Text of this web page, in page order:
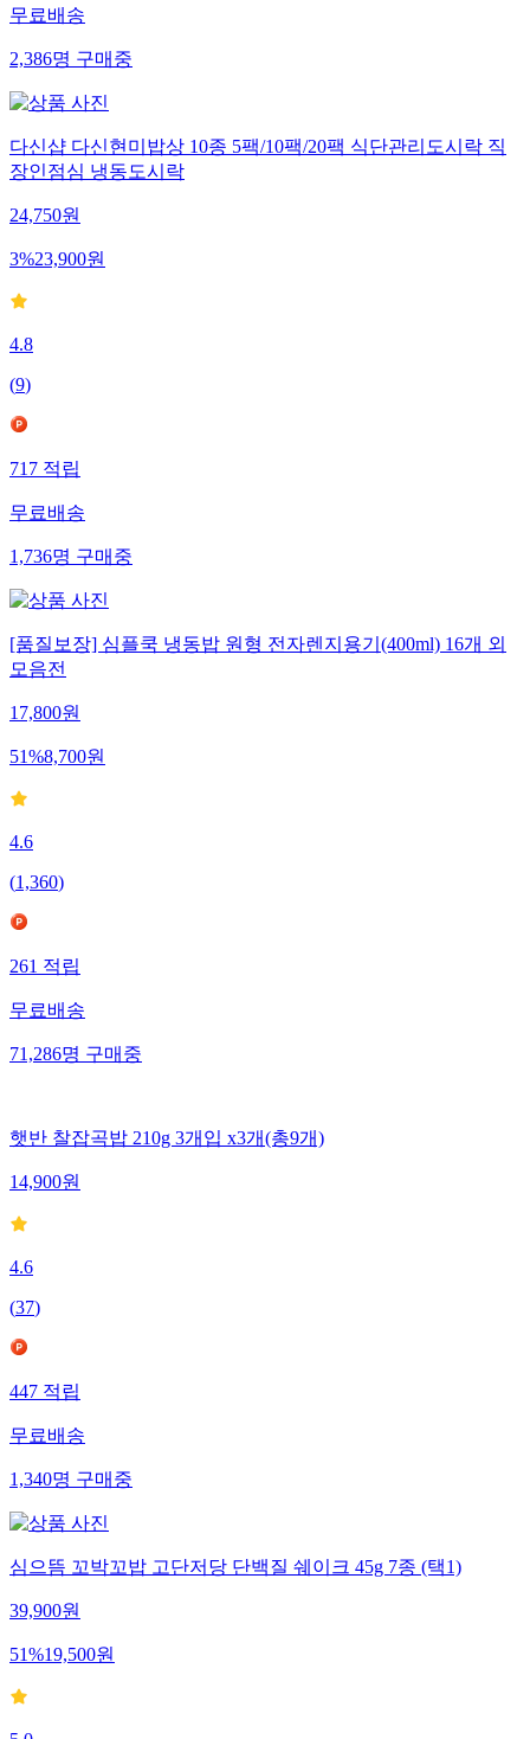
무료배송
2,386명구매중
다신샵 다신현미밥상 10종 5팩/10팩/20팩 식단관리도시락 직
장인점심 냉동도시락
24,750원
3%23,900원
4.8
(9)
717적립
무료배송
1,736명구매중
[품질보장] 심플쿡 냉동밥 원형 전자렌지용기(400ml) 16개 외
모음전
17,800원
51%8,700원
4.6
(1,360)
261적립
무료배송
71,286명구매중
햇반 찰잡곡밥 210g 3개입 x3개(총9개)
14,900원
4.6
(37)
447적립
무료배송
1,340명구매중
심으뜸 꼬박꼬밥 고단저당 단백질 쉐이크 45g 7종 (택1)
39,900원
51%19,500원